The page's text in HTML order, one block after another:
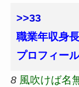
>>33
職業年収身
プロフィー
8 風吹けば名